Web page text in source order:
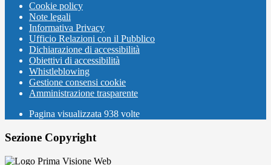
Cookie policy
Note legali
Informativa Privacy
Ufficio Relazioni con il Pubblico
Dichiarazione di accessibilità
Obiettivi di accessibilità
Whistleblowing
Gestione consensi cookie
Amministrazione trasparente
Pagina visualizzata 938 volte
Sezione Copyright